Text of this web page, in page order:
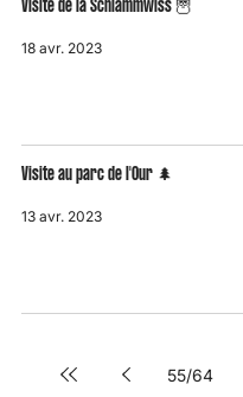
Visite de la Schlammwiss 🦉
18 avr. 2023
Visite au parc de l'Our 🌲
13 avr. 2023
55/64